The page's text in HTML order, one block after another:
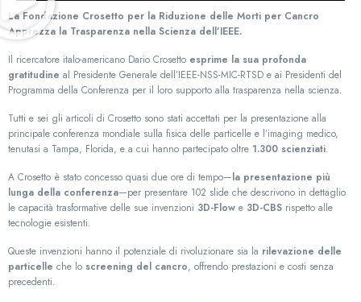
La Fondazione Crosetto per la Riduzione delle Morti per Cancro
Apprezza la Trasparenza nella Scienza dell’IEEE.
Il ricercatore italo-americano Dario Crosetto esprime la sua profonda
gratitudine al Presidente Generale dell’IEEE-NSS-MIC-RTSD e ai Presidenti del
Programma della Conferenza per il loro supporto alla trasparenza nella scienza.
Tutti e sei gli articoli di Crosetto sono stati accettati per la presentazione alla
principale conferenza mondiale sulla fisica delle particelle e l’imaging medico,
tenutasi a Tampa, Florida, e a cui hanno partecipato oltre 1.300 scienziati.
A Crosetto è stato concesso quasi due ore di tempo—la presentazione più
lunga della conferenza—per presentare 102 slide che descrivono in dettaglio
le capacità trasformative delle sue invenzioni 3D-Flow e 3D-CBS rispetto alle
tecnologie esistenti.
Queste invenzioni hanno il potenziale di rivoluzionare sia la rilevazione delle
particelle che lo screening del cancro, offrendo prestazioni e costi senza
precedenti.